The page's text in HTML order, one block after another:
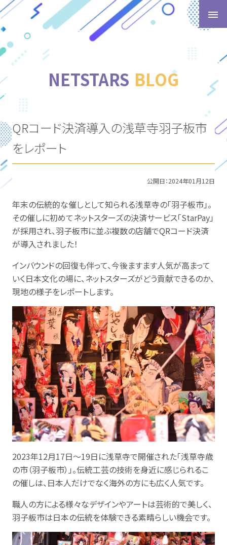
t
o
e
n
i
t
i
NETSTARS BLOG
QRコード決済導入の浅草寺羽子板市
をレポート
公開日：2024年01月12日
年末の伝統的な催しとして知られる浅草寺の「羽子板市」。
その催しに初めてネットスターズの決済サービス「StarPay」
が採用され、羽子板市に並ぶ複数の店舗でQRコード決済
が導入されました！
インバウンドの回復も伴って、今後ますます人気が高まって
いく日本文化の場に、ネットスターズがどう貢献できるのか、
現地の様子をレポートします。
2023年12月17日～19日に浅草寺で開催された「浅草寺歳
の市（羽子板市）」。伝統工芸の技術を身近に感じられるこ
の催しは、日本人だけでなく海外の方にも広く人気です。
職人の方による様々なデザインやアートは芸術的で美しく、
羽子板市は日本の伝統を体験できる素晴らしい機会です。